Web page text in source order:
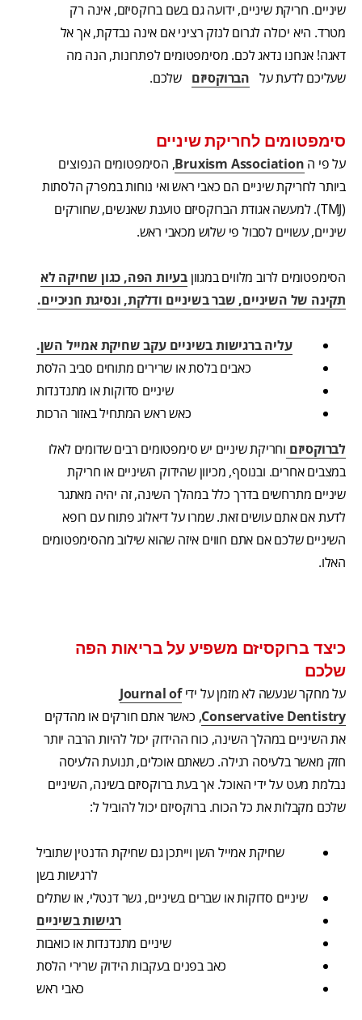
שיניים. חריקת שיניים, ידועה גם בשם ברוקסיזם, אינה רק
מטרד. היא יכולה לגרום לנזק רציני אם אינה נבדקת, אך אל
דאגה! אנחנו נדאג לכם. מסימפטומים לפתרונות, הנה מה
שעליכם לדעת על הברוקסיזם שלכם.
סימפטומים לחריקת שיניים
על פי ה Bruxism Association, הסימפטומים הנפוצים
ביותר לחריקת שיניים הם כאבי ראש ואי נוחות במפרק הלסתות
(TMJ). למעשה אגודת הברוקסיזם טוענת שאנשים, שחורקים
שיניים, עשויים לסבול פי שלוש מכאבי ראש.
הסימפטומים לרוב מלווים במגוון בעיות הפה, כגון שחיקה לא
תקינה של השיניים, שבר בשיניים ודלקת, ונסיגת חניכיים.
עליה ברגישות בשיניים עקב שחיקת אמייל השן.
כאבים בלסת או שרירים מתוחים סביב הלסת
שיניים סדוקות או מתנדנדות
כאש ראש המתחיל באזור הרכות
לברוקסיזם וחריקת שיניים יש סימפטומים רבים שדומים לאלו
במצבים אחרים. ובנוסף, מכיוון שהידוק השיניים או חריקת
שיניים מתרחשים בדרך כלל במהלך השינה, זה יהיה מאתגר
לדעת אם אתם עושים זאת. שמרו על דיאלוג פתוח עם רופא
השיניים שלכם אם אתם חווים איזה שהוא שילוב מהסימפטומים
האלו.
כיצד ברוקסיזם משפיע על בריאות הפה
שלכם
על מחקר שנעשה לא מזמן על ידיJournal of
Conservative Dentistry, כאשר אתם חורקים או מהדקים
את השיניים במהלך השינה, כוח ההידוק יכול להיות הרבה יותר
חזק מאשר בלעיסה רגילה. כשאתם אוכלים, תנועת הלעיסה
נבלמת מעט על ידי האוכל. אך בעת ברוקסיזם בשינה, השיניים
שלכם מקבלות את כל הכוח. ברוקסיזם יכול להוביל ל:
שחיקת אמייל השן וייתכן גם שחיקת הדנטין שתוביל
לרגישות בשן
שיניים סדוקות או שברים בשיניים, גשר דנטלי, או שתלים
רגישות בשיניים
שיניים מתנדנדות או כואבות
כאב בפנים בעקבות הידוק שרירי הלסת
כאבי ראש